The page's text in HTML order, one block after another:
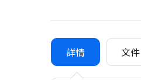
詳情 文件